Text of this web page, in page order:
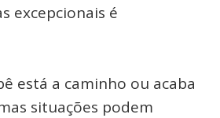
excepcionais é
está a caminho ou acaba
situações podem